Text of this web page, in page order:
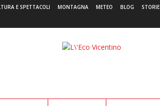
E SPETTACOLI MONTAGNA METEO BLOG STORIE
L'Eco